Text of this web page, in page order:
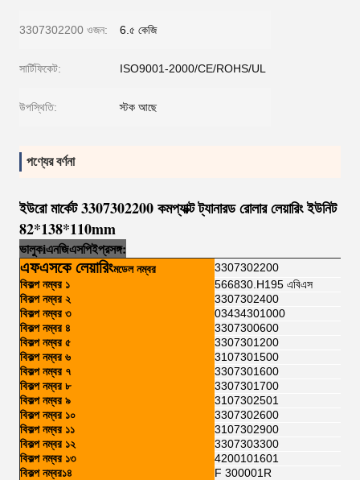
3307302200 ওজন: 6.৫ কেজি
সার্টিফিকেট: ISO9001-2000/CE/ROHS/UL
উপস্থিতি: স্টক আছে
পণ্যের বর্ণনা
ইউরো মার্কেট 3307302200 কমপ্যাক্ট ট্যানারড রোলার লেয়ারিং ইউনিট
82*138*110mm
ভালুকiএনজিএসপিইপ্রসঙ্গ:
এফএসকে লেয়ারিংমডেল নম্বর
3307302200
বিকল্প নম্বর ১
566830.H195 এবিএস
বিকল্প নম্বর ২
3307302400
বিকল্প নম্বর ৩
03434301000
বিকল্প নম্বর ৪
3307300600
বিকল্প নম্বর ৫
3307301200
বিকল্প নম্বর ৬
3107301500
বিকল্প নম্বর ৭
3307301600
বিকল্প নম্বর ৮
3307301700
বিকল্প নম্বর ৯
3107302501
বিকল্প নম্বর ১০
3307302600
বিকল্প নম্বর ১১
3107302900
বিকল্প নম্বর ১২
3307303300
বিকল্প নম্বর ১৩
4200101601
বিকল্প নম্বর১৪
F 300001R